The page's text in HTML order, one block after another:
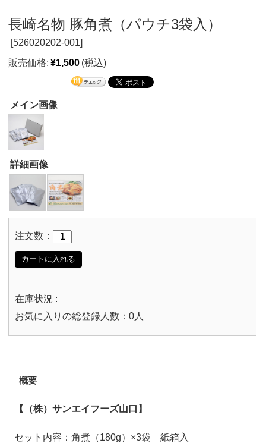
長崎名物 豚角煮（パウチ3袋入）
[526020202-001]
販売価格: ¥1,500 (税込)
メイン画像
詳細画像
注文数：
カートに入れる
在庫状況 :
お気に入りの総登録人数：0人
概要
【（株）サンエイフーズ山口】
セット内容：角煮（180g）×3袋 紙箱入